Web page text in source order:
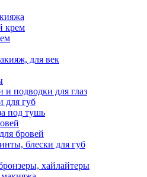
крем
для век
и подводки для глаз
для губ
под тушь
бровей
блески для губ
хайлайтеры